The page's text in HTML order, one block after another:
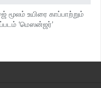
மூலம் உயிரை காப்பாற்றும்
‘மெஸன்ஜர்’